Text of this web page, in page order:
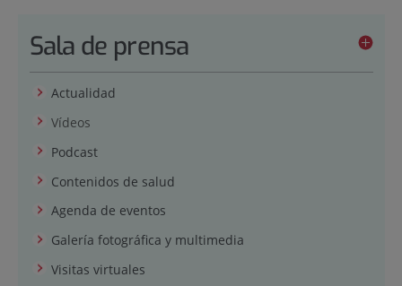
Sala de prensa
Actualidad
Vídeos
Podcast
Contenidos de salud
Agenda de eventos
Galería fotográfica y multimedia
Visitas virtuales